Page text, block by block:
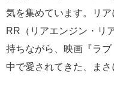
気を集めています。リ
RR（リアエンジン・リ
持ちながら、映画『ラ
中で愛されてきた、まさ